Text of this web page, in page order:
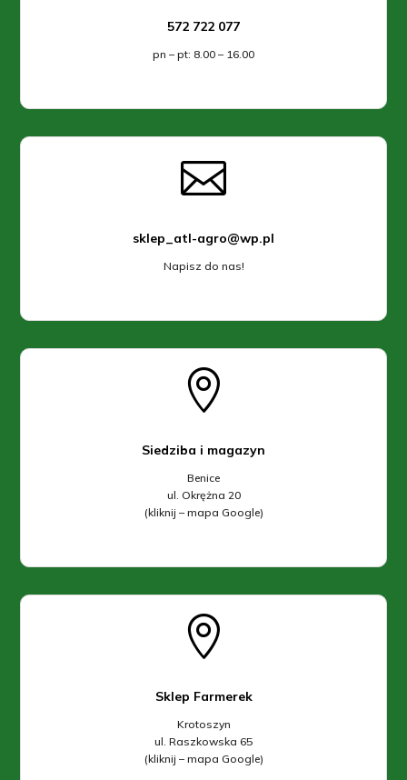
572 722 077
pn – pt: 8.00 – 16.00

sklep_atl-agro@wp.pl
Napisz do nas!

Siedziba i magazyn
Benice
ul. Okrężna 20
(kliknij – mapa Google)

Sklep Farmerek
Krotoszyn
ul. Raszkowska 65
(kliknij – mapa Google)